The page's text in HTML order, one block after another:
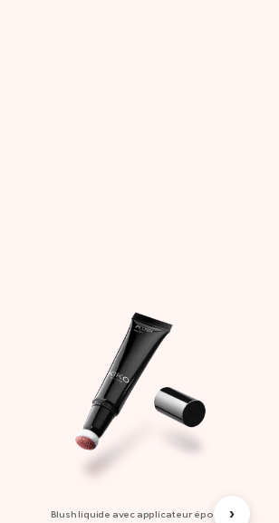
Blush liquide avec applicateur éponge›